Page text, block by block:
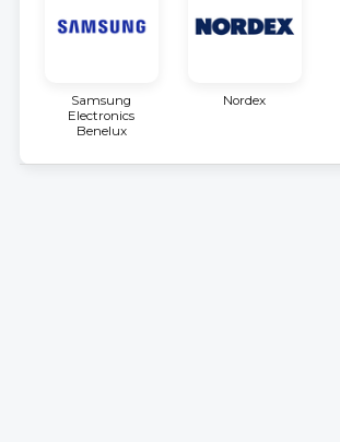
Samsung
Electronics
Benelux
Nordex